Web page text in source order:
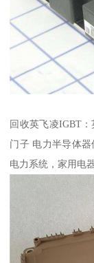
回收英飞凌IGBT
门子 电力半导体器
电力系统，家用电